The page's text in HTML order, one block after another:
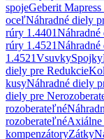
spojeGeberit
oceľNáhradné diely
rúry 1.4401Náhradné
rúry 1.4521Náhradné
1.4521VsuvkySpojky
diely pre Redukcie
kusyNáhradné diely
diely pre
rozoberateľné
rozoberateľnéAxiálne
kompenzátoryZátky